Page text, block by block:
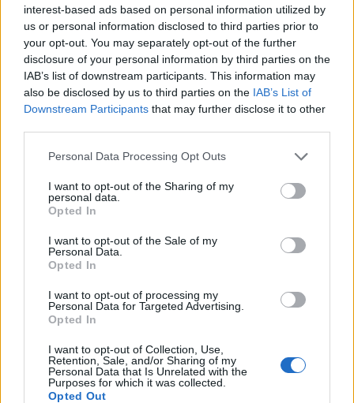
interest-based ads based on personal information utilized by
us or personal information disclosed to third parties prior to
your opt-out. You may separately opt-out of the further
disclosure of your personal information by third parties on the
IAB’s list of downstream participants. This information may
also be disclosed by us to third parties on the IAB’s List of
Downstream Participants that may further disclose it to other
Personal Data Processing Opt Outs
I want to opt-out of the Sharing of my
personal data.
Opted In
I want to opt-out of the Sale of my
Personal Data.
Opted In
I want to opt-out of processing my
Personal Data for Targeted Advertising.
Opted In
I want to opt-out of Collection, Use,
Retention, Sale, and/or Sharing of my
Personal Data that Is Unrelated with the
Purposes for which it was collected.
Opted Out